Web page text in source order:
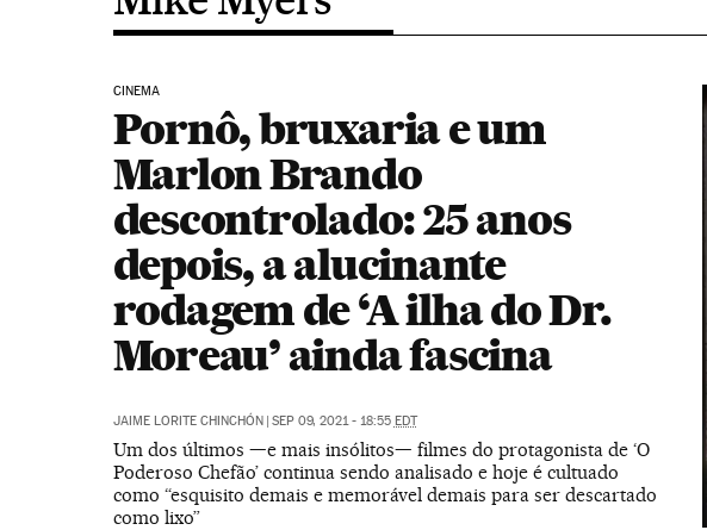
CINEMA
Pornô, bruxaria e um
Marlon Brando
descontrolado: 25 anos
depois, a alucinante
rodagem de ‘A ilha do Dr.
Moreau’ ainda fascina
JAIME LORITE CHINCHÓN | SEP 09, 2021 - 18:55 EDT
Um dos últimos —e mais insólitos— filmes do protagonista de ‘O
Poderoso Chefão’ continua sendo analisado e hoje é cultuado
como “esquisito demais e memorável demais para ser descartado
como lixo”